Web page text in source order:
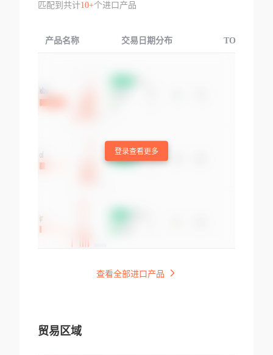
匹配到共计10+个进口产品
产品名称 交易日期分布 TOP3交易国
登录查看更多
查看全部进口产品
贸易区域